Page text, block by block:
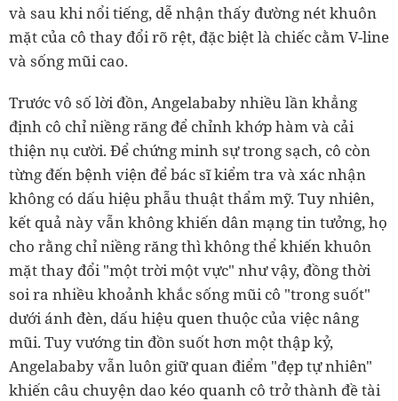
và sau khi nổi tiếng, dễ nhận thấy đường nét khuôn
mặt của cô thay đổi rõ rệt, đặc biệt là chiếc cằm V-line
và sống mũi cao.
Trước vô số lời đồn, Angelababy nhiều lần khẳng
định cô chỉ niềng răng để chỉnh khớp hàm và cải
thiện nụ cười. Để chứng minh sự trong sạch, cô còn
từng đến bệnh viện để bác sĩ kiểm tra và xác nhận
không có dấu hiệu phẫu thuật thẩm mỹ. Tuy nhiên,
kết quả này vẫn không khiến dân mạng tin tưởng, họ
cho rằng chỉ niềng răng thì không thể khiến khuôn
mặt thay đổi "một trời một vực" như vậy, đồng thời
soi ra nhiều khoảnh khắc sống mũi cô "trong suốt"
dưới ánh đèn, dấu hiệu quen thuộc của việc nâng
mũi. Tuy vướng tin đồn suốt hơn một thập kỷ,
Angelababy vẫn luôn giữ quan điểm "đẹp tự nhiên"
khiến câu chuyện dao kéo quanh cô trở thành đề tài